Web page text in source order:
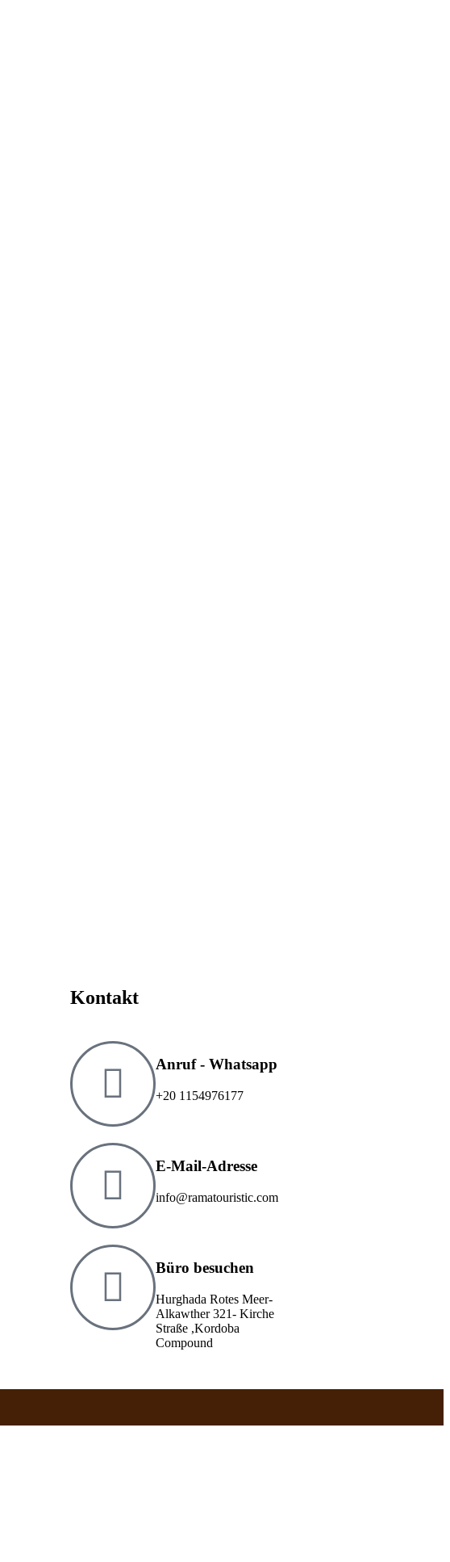
Kontakt
Anruf - Whatsapp
‎+20 1154976177
E-Mail-Adresse
info@ramatouristic.com
Büro besuchen
Hurghada Rotes Meer-
Alkawther 321- Kirche
Straße ,Kordoba
Compound